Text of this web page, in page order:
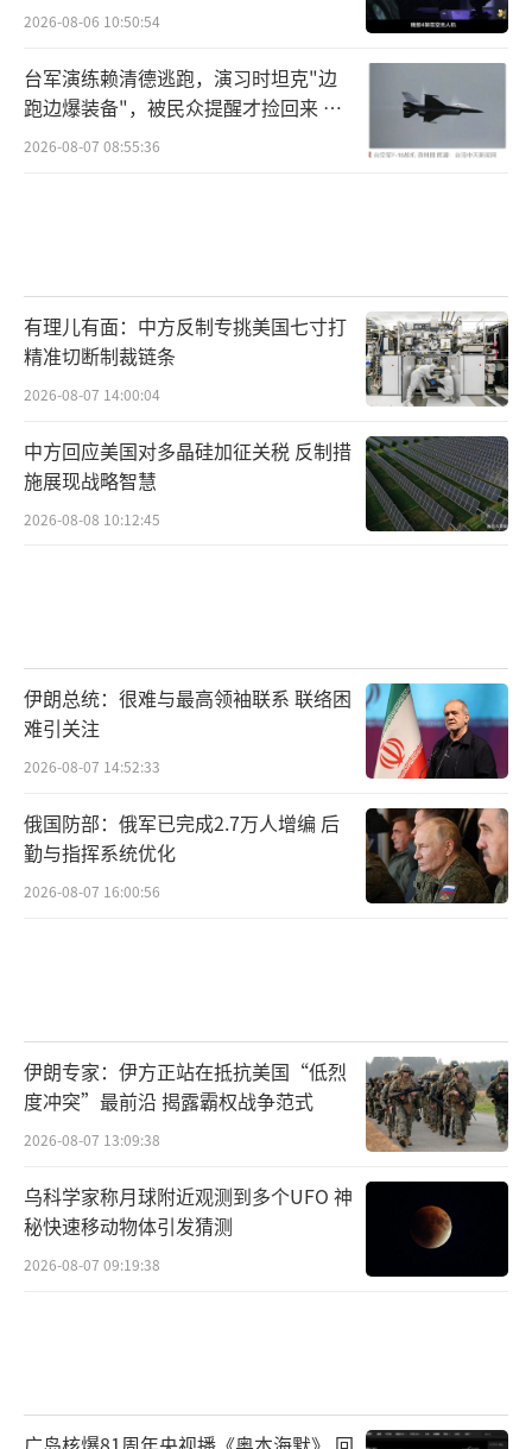
2026-08-06 10:50:54
台军演练赖清德逃跑，演习时坦克"边
跑边爆装备"，被民众提醒才捡回来 演
习状况频出引发关注
2026-08-07 08:55:36
有理儿有面：中方反制专挑美国七寸打
精准切断制裁链条
2026-08-07 14:00:04
中方回应美国对多晶硅加征关税 反制措
施展现战略智慧
2026-08-08 10:12:45
伊朗总统：很难与最高领袖联系 联络困
难引关注
2026-08-07 14:52:33
俄国防部：俄军已完成2.7万人增编 后
勤与指挥系统优化
2026-08-07 16:00:56
伊朗专家：伊方正站在抵抗美国“低烈
度冲突”最前沿 揭露霸权战争范式
2026-08-07 13:09:38
乌科学家称月球附近观测到多个UFO 神
秘快速移动物体引发猜测
2026-08-07 09:19:38